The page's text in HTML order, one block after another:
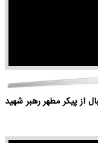
از پیکر مطهر رهبر شهید